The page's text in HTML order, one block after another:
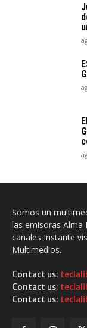
Somos un
las emisoras Alma
canales Instante
Multimedios.
Contact us:
Contact us:
Contact us: